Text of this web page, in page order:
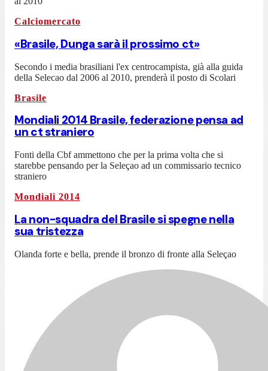
Calciomercato
«Brasile, Dunga sarà il prossimo ct»
Secondo i media brasiliani l'ex centrocampista, già alla guida
della Selecao dal 2006 al 2010, prenderà il posto di Scolari
Brasile
Mondiali 2014 Brasile, federazione pensa ad
un ct straniero
Fonti della Cbf ammettono che per la prima volta che si
starebbe pensando per la Seleçao ad un commissario tecnico
straniero
Mondiali 2014
La non-squadra del Brasile si spegne nella
sua tristezza
Olanda forte e bella, prende il bronzo di fronte alla Seleçao